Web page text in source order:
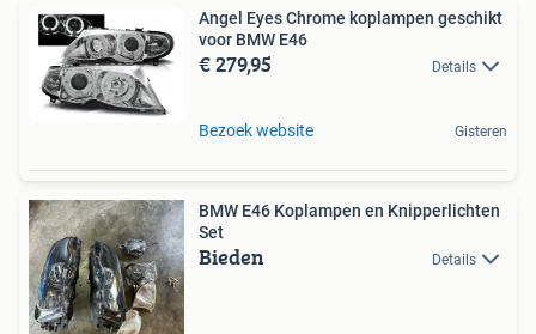
Angel Eyes Chrome koplampen geschikt
voor BMW E46
€ 279,95 Details
Bezoek website Gisteren
BMW E46 Koplampen en Knipperlichten
Set
Bieden Details